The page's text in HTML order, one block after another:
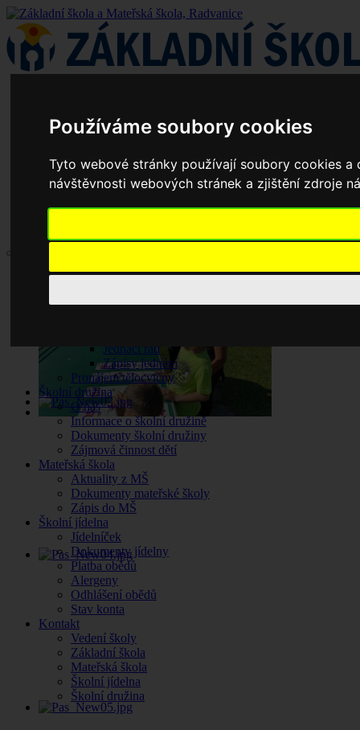
Používáme soubory cookies
Tyto webové stránky používají soubory cookies a
návštěvnosti webových stránek a zjištění zdroje
Aktuality
Historie školy
Jednací řád
Zápisy jednání
Pronájem tělocvičny
Školní družina
O nás
Informace o školní družině
Dokumenty školní družiny
Zájmová činnost dětí
Mateřská škola
Aktuality z MŠ
Dokumenty mateřské školy
Zápis do MŠ
Školní jídelna
Jídelníček
Dokumenty jídelny
Platba obědů
Alergeny
Odhlášení obědů
Stav konta
Kontakt
Vedení školy
Základní škola
Mateřská škola
Školní jídelna
Školní družina